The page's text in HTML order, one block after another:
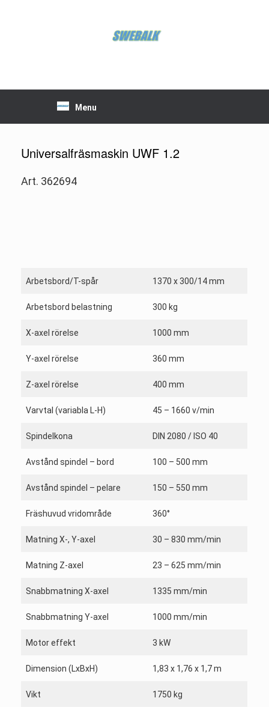
Menu
Universalfräsmaskin UWF 1.2
Art. 362694
Arbetsbord/T-spår 1370 x 300/14 mm
Arbetsbord belastning 300 kg
X-axel rörelse 1000 mm
Y-axel rörelse 360 mm
Z-axel rörelse 400 mm
Varvtal (variabla L-H) 45 – 1660 v/min
Spindelkona DIN 2080 / ISO 40
Avstånd spindel – bord 100 – 500 mm
Avstånd spindel – pelare 150 – 550 mm
Fräshuvud vridområde 360°
Matning X-, Y-axel 30 – 830 mm/min
Matning Z-axel 23 – 625 mm/min
Snabbmatning X-axel 1335 mm/min
Snabbmatning Y-axel 1000 mm/min
Motor effekt 3 kW
Dimension (LxBxH) 1,83 x 1,76 x 1,7 m
Vikt 1750 kg